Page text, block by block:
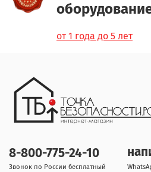
от 1 года до 5 лет
8-800-775-24-10
Звонок по России бесплатный